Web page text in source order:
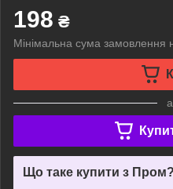
198 ₴
Мінімальна сума замовлення
Що таке купити з Пром?